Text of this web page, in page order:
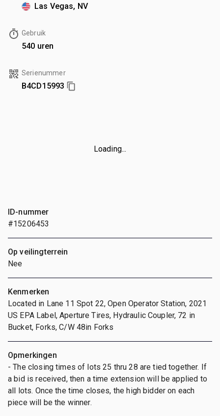
Las Vegas, NV
Gebruik
540 uren
Serienummer
B4CD15993
Loading...
ID-nummer
#15206453
Op veilingterrein
Nee
Kenmerken
Located in Lane 11 Spot 22, Open Operator Station, 2021
US EPA Label, Aperture Tires, Hydraulic Coupler, 72 in
Bucket, Forks, C/W 48in Forks
Opmerkingen
- The closing times of lots 25 thru 28 are tied together. If
a bid is received, then a time extension will be applied to
all lots. Once the time closes, the high bidder on each
piece will be the winner.